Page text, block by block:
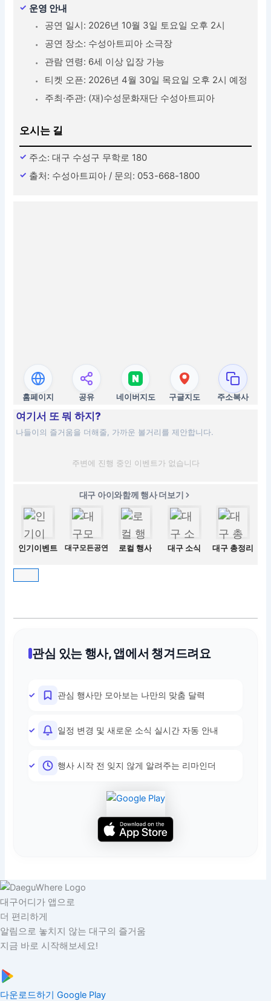
운영 안내
공연 일시: 2026년 10월 3일 토요일 오후 2시
공연 장소: 수성아트피아 소극장
관람 연령: 6세 이상 입장 가능
티켓 오픈: 2026년 4월 30일 목요일 오후 2시 예정
주최·주관: (재)수성문화재단 수성아트피아
오시는 길
주소: 대구 수성구 무학로 180
출처: 수성아트피아 / 문의: 053-668-1800
홈페이지 공유 네이버지도 구글지도 주소복사
여기서 또 뭐 하지?
나들이의 즐거움을 더해줄, 가까운 볼거리를 제안합니다.
주변에 진행 중인 이벤트가 없습니다
대구 아이와함께 행사 더보기
인기이벤트 대구모든공연 로컬 행사 대구 소식 대구 총정리
관심 있는 행사, 앱에서 챙겨드려요
관심 행사만 모아보는 나만의 맞춤 달력
일정 변경 및 새로운 소식 실시간 자동 안내
행사 시작 전 잊지 않게 알려주는 리마인더
대구어디가 앱으로
더 편리하게
알림으로 놓치지 않는 대구의 즐거움
지금 바로 시작해보세요!
다운로드하기 Google Play